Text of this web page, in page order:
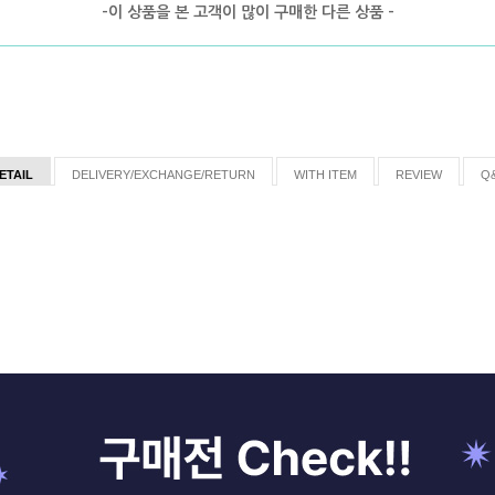
-이 상품을 본 고객이 많이 구매한 다른 상품 -
DELIVERY/EXCHANGE/RETURN WITH ITEM REVIEW